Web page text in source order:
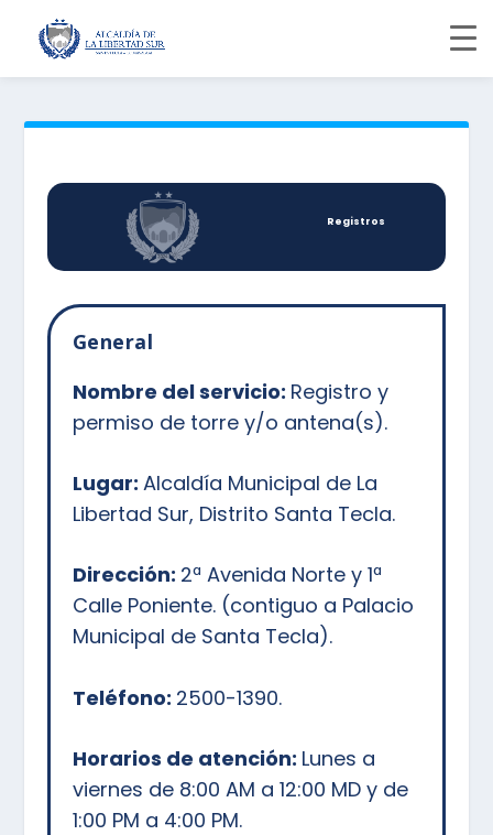
Registros
General
Nombre del servicio: Registro y
permiso de torre y/o antena(s).
Lugar: Alcaldía Municipal de La
Libertad Sur, Distrito Santa Tecla.
Dirección: 2ª Avenida Norte y 1ª
Calle Poniente. (contiguo a Palacio
Municipal de Santa Tecla).
Teléfono: 2500-1390.
Horarios de atención: Lunes a
viernes de 8:00 AM a 12:00 MD y de
1:00 PM a 4:00 PM.